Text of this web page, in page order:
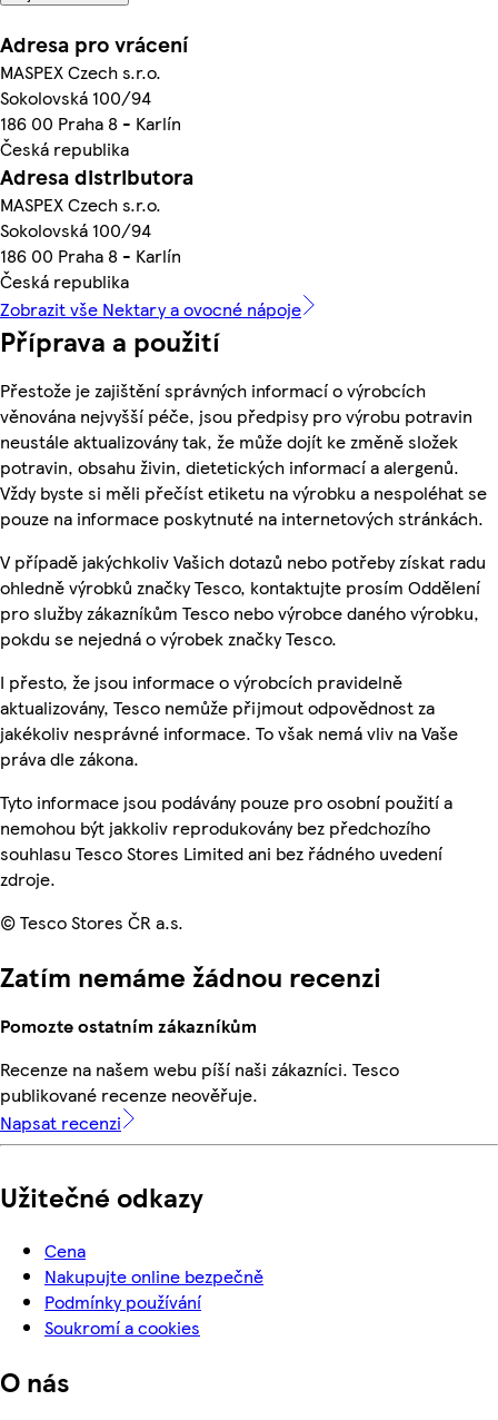
Adresa pro vrácení
MASPEX Czech s.r.o.
Sokolovská 100/94
186 00 Praha 8 - Karlín
Česká republika
Adresa distributora
MASPEX Czech s.r.o.
Sokolovská 100/94
186 00 Praha 8 - Karlín
Česká republika
Zobrazit vše Nektary a ovocné nápoje
Příprava a použití
Přestože je zajištění správných informací o výrobcích
věnována nejvyšší péče, jsou předpisy pro výrobu potravin
neustále aktualizovány tak, že může dojít ke změně složek
potravin, obsahu živin, dietetických informací a alergenů.
Vždy byste si měli přečíst etiketu na výrobku a nespoléhat se
pouze na informace poskytnuté na internetových stránkách.
V případě jakýchkoliv Vašich dotazů nebo potřeby získat radu
ohledně výrobků značky Tesco, kontaktujte prosím Oddělení
pro služby zákazníkům Tesco nebo výrobce daného výrobku,
pokdu se nejedná o výrobek značky Tesco.
I přesto, že jsou informace o výrobcích pravidelně
aktualizovány, Tesco nemůže přijmout odpovědnost za
jakékoliv nesprávné informace. To však nemá vliv na Vaše
práva dle zákona.
Tyto informace jsou podávány pouze pro osobní použití a
nemohou být jakkoliv reprodukovány bez předchozího
souhlasu Tesco Stores Limited ani bez řádného uvedení
zdroje.
© Tesco Stores ČR a.s.
Zatím nemáme žádnou recenzi
Pomozte ostatním zákazníkům
Recenze na našem webu píší naši zákazníci. Tesco
publikované recenze neověřuje.
Napsat recenzi
Užitečné odkazy
Cena
Nakupujte online bezpečně
Podmínky používání
Soukromí a cookies
O nás